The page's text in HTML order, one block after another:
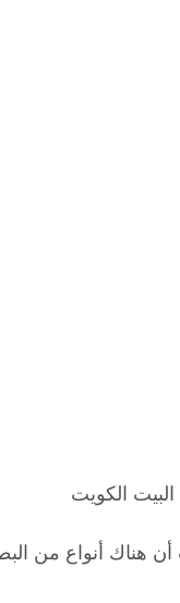
هناك أنواع من